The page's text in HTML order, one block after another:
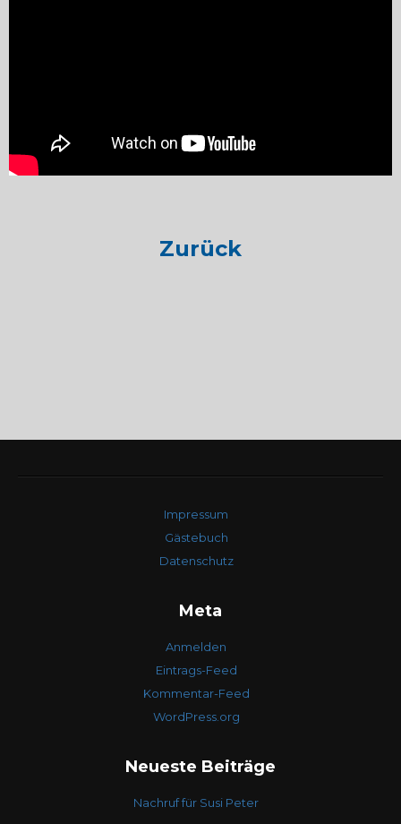
Zurück
Impressum
Gästebuch
Datenschutz
Meta
Anmelden
Eintrags-Feed
Kommentar-Feed
WordPress.org
Neueste Beiträge
Nachruf für Susi Peter